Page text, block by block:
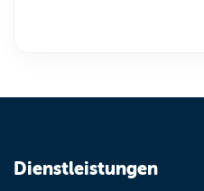
Dienstleistungen